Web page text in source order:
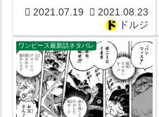
力は白虎ではなかった？最新
2021.07.19
2021.08.23
ドルジ
ワンピース最新話ネタバレ